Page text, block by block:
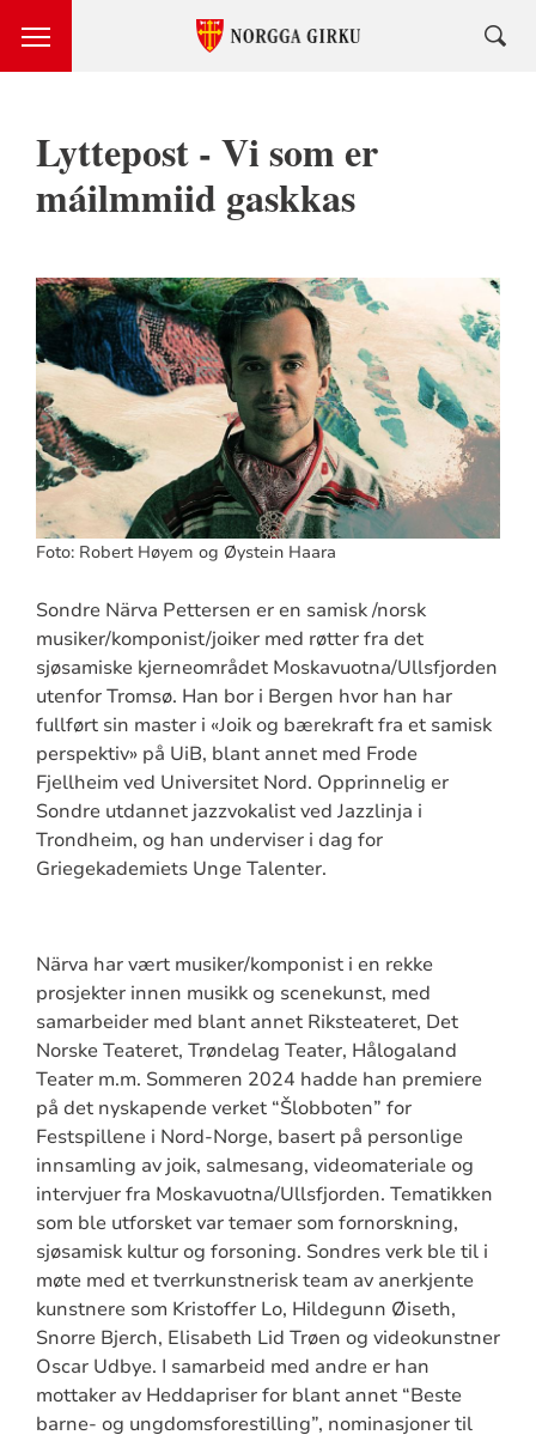
Lyttepost - Vi som er
máilmmiid gaskkas
Foto: Robert Høyem og Øystein Haara
Sondre Närva Pettersen er en samisk /norsk
musiker/komponist/joiker med røtter fra det
sjøsamiske kjerneområdet Moskavuotna/Ullsfjorden
utenfor Tromsø. Han bor i Bergen hvor han har
fullført sin master i «Joik og bærekraft fra et samisk
perspektiv» på UiB, blant annet med Frode
Fjellheim ved Universitet Nord. Opprinnelig er
Sondre utdannet jazzvokalist ved Jazzlinja i
Trondheim, og han underviser i dag for
Griegekademiets Unge Talenter.
Närva har vært musiker/komponist i en rekke
prosjekter innen musikk og scenekunst, med
samarbeider med blant annet Riksteateret, Det
Norske Teateret, Trøndelag Teater, Hålogaland
Teater m.m. Sommeren 2024 hadde han premiere
på det nyskapende verket “Šlobboten” for
Festspillene i Nord-Norge, basert på personlige
innsamling av joik, salmesang, videomateriale og
intervjuer fra Moskavuotna/Ullsfjorden. Tematikken
som ble utforsket var temaer som fornorskning,
sjøsamisk kultur og forsoning. Sondres verk ble til i
møte med et tverrkunstnerisk team av anerkjente
kunstnere som Kristoffer Lo, Hildegunn Øiseth,
Snorre Bjerch, Elisabeth Lid Trøen og videokunstner
Oscar Udbye. I samarbeid med andre er han
mottaker av Heddapriser for blant annet “Beste
barne- og ungdomsforestilling”, nominasjoner til